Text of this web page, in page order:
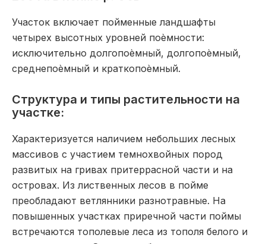
Участок включает пойменные ландшафты
четырех высотных уровней поѐмности:
исключительно долгопоѐмный, долгопоѐмный,
среднепоѐмный и краткопоѐмный.
Структура и типы растительности на
участке:
Характеризуется наличием небольших лесных
массивов с участием темнохвойных пород
развитых на гривах притеррасной части и на
островах. Из лиственных лесов в пойме
преобладают ветлянники разнотравные. На
повышенных участках приречной части поймы
встречаются тополевые леса из тополя белого и